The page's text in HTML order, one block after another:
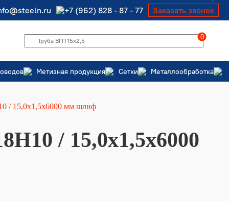
+7 (962) 828 - 87 - 77 Заказать звонок
0
Метизная продукция Сетки Металлообработка
/ 15,0х1,5х6000 мм шлиф
/ 15,0х1,5х6000